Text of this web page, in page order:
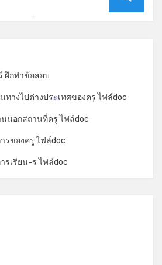
ฝึกทำข้อสอบ
างไปต่างประเทศของครู ไฟล์doc
นอกสถานที่ครู ไฟล์doc
รของครู ไฟล์doc
เรียน-ร ไฟล์doc